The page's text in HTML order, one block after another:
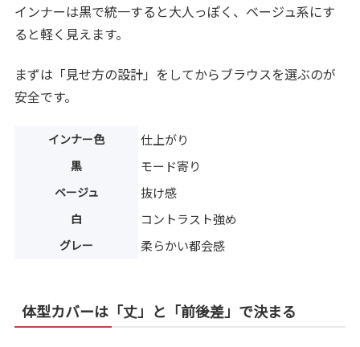
インナーは黒で統一すると大人っぽく、ベージュ系にす
ると軽く見えます。
まずは「見せ方の設計」をしてからブラウスを選ぶのが
安全です。
インナー色 仕上がり
黒 モード寄り
ベージュ 抜け感
白 コントラスト強め
グレー 柔らかい都会感
体型カバーは「丈」と「前後差」で決まる